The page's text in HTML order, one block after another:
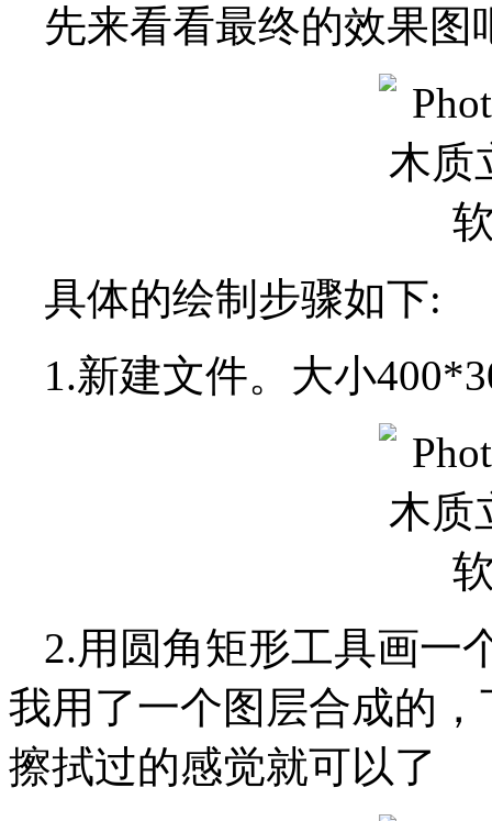
先来看看最终的效果图
具体的绘制步骤如下:
1.新建文件。大小
2.用圆角矩形工具画一
我用了一个图层合成的
擦拭过的感觉就可以了